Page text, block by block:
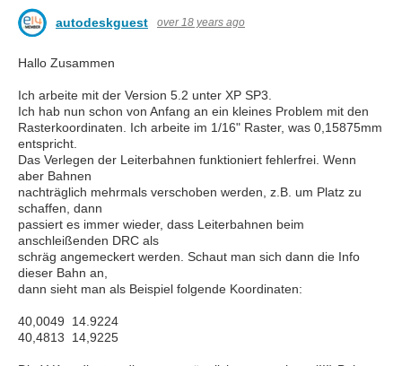
autodeskguest over 18 years ago
Hallo Zusammen
Ich arbeite mit der Version 5.2 unter XP SP3.
Ich hab nun schon von Anfang an ein kleines Problem mit den
Rasterkoordinaten. Ich arbeite im 1/16" Raster, was 0,15875mm
entspricht.
Das Verlegen der Leiterbahnen funktioniert fehlerfrei. Wenn
aber Bahnen
nachträglich mehrmals verschoben werden, z.B. um Platz zu
schaffen, dann
passiert es immer wieder, dass Leiterbahnen beim
anschleißenden DRC als
schräg angemeckert werden. Schaut man sich dann die Info
dieser Bahn an,
dann sieht man als Beispiel folgende Koordinaten:
40,0049 14.9224
40,4813 14,9225